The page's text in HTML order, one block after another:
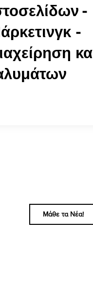
-
-
κα
Μάθε τα Νέα!